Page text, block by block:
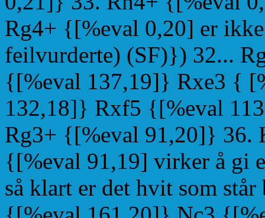
Rg4+ {[%eval 0,20] er
feilvurderte) (SF)}) 32...
{[%eval 137,19]} Rxe3 {
132,18]} Rxf5 {[%eval
Rg3+ {[%eval 91,20]}
{[%eval 91,19] virker å gi
så klart er det hvit som